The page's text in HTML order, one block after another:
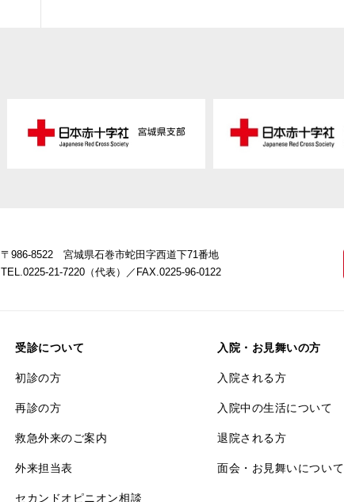
〒986-8522 宮城県石巻市蛇田字西道下71番地
TEL.0225-21-7220（代表）
／FAX.0225-96-0122
受診について
初診の方
再診の方
救急外来のご案内
外来担当表
セカンドオピニオン相談
入院・お見舞いの方
入院される方
入院中の生活について
退院される方
面会・お見舞いについて